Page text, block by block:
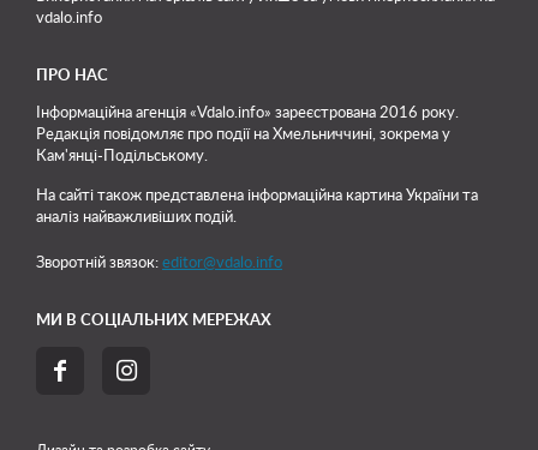
vdalo.info
ПРО НАС
Інформаційна агенція «Vdalo.info» зареєстрована 2016 року.
Редакція повідомляє про події на Хмельниччині, зокрема у
Кам'янці-Подільському.
На сайті також представлена інформаційна картина України та
аналіз найважливіших подій.
Зворотній звязок: editor@vdalo.info
МИ В СОЦІАЛЬНИХ МЕРЕЖАХ
 